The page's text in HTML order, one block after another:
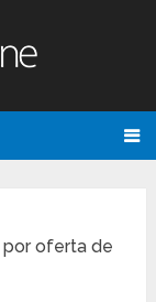
por oferta de